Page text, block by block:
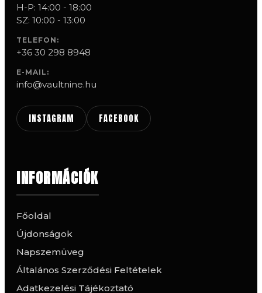
H-P: 14:00 - 18:00
SZ: 10:00 - 13:00
TELEFON:
+36 30 298 8948
E-MAIL:
info@vaultnine.hu
INSTAGRAM FACEBOOK
INFORMÁCIÓK
Főoldal
Újdonságok
Napszemüveg
Általános Szerződési Feltételek
Adatkezelési Tájékoztató